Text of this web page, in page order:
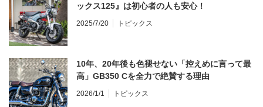
ックス125』は初心者の人も安心！
2025/7/20 トピックス
10年、20年後も色褪せない「控えめに言って最
高」GB350 Cを全力で絶賛する理由
2026/1/1 トピックス